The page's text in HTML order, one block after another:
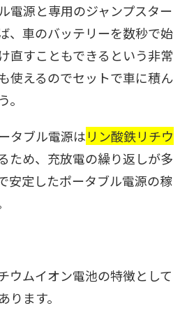
電源と専用のジャンプスター
、車のバッテリーを数秒で始
直すこともできるという非常
使えるのでセットで車に積ん
タブル電源はリン酸鉄リチウ
ため、充放電の繰り返しが多
安定したポータブル電源の稼
ウムイオン電池の特徴として
ります。